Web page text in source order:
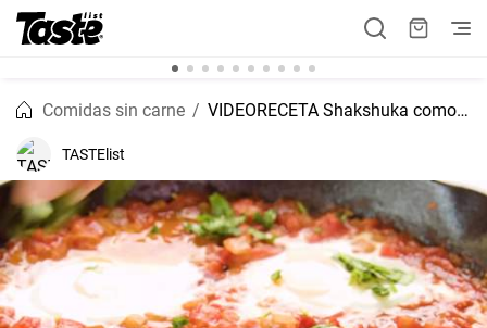
Comidas sin carne VIDEORECETA Shakshuka como una receta saludable
TASTElist